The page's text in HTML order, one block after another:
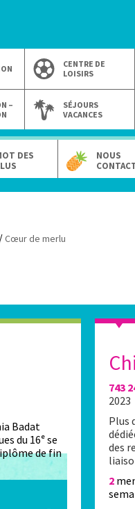
CENTRE DE
LOISIRS
–
SÉJOURS
VACANCES
DES
NOUS
/Cœur de merlu
Badat
du 16ᵉ se
de fin
Des
130 élèves
participation
partenariat
743
2023
Plus
des
2